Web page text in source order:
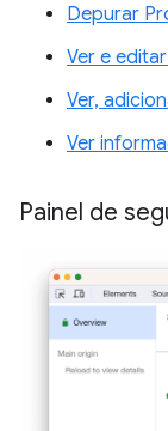
Depurar
Ver e
Ver,
Ver
Painel de